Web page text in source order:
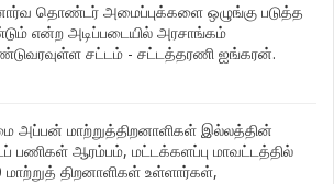
தொண்டர் அமைப்புக்களை ஒழுங்கு படுத்த
என்ற அடிப்படையில் அரசாங்கம்
சட்டம் - சட்டத்தரணி ஐங்கரன்.
அப்பன் மாற்றுத்திறனாளிகள் இல்லத்தின்
பணிகள் ஆரம்பம், மட்டக்களப்பு மாவட்டத்தில்
மாற்றுத் திறனாளிகள் உள்ளார்கள்,